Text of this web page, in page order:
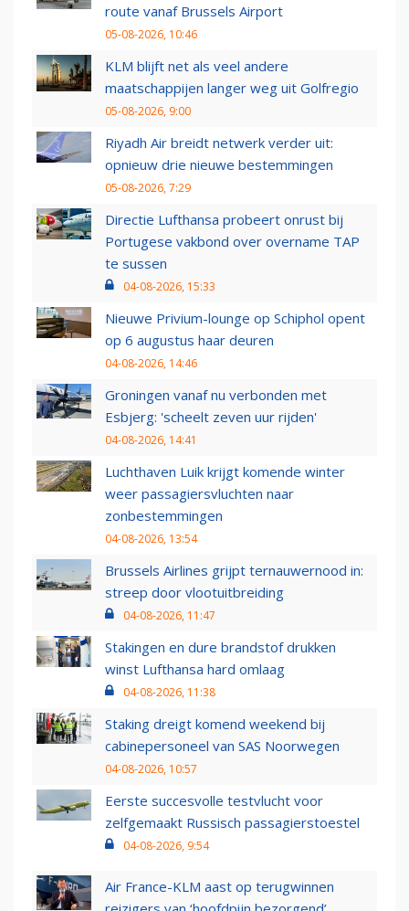
route vanaf Brussels Airport
05-08-2026, 10:46
KLM blijft net als veel andere
maatschappijen langer weg uit Golfregio
05-08-2026, 9:00
Riyadh Air breidt netwerk verder uit:
opnieuw drie nieuwe bestemmingen
05-08-2026, 7:29
Directie Lufthansa probeert onrust bij
Portugese vakbond over overname TAP
te sussen
04-08-2026, 15:33
Nieuwe Privium-lounge op Schiphol opent
op 6 augustus haar deuren
04-08-2026, 14:46
Groningen vanaf nu verbonden met
Esbjerg: 'scheelt zeven uur rijden'
04-08-2026, 14:41
Luchthaven Luik krijgt komende winter
weer passagiersvluchten naar
zonbestemmingen
04-08-2026, 13:54
Brussels Airlines grijpt ternauwernood in:
streep door vlootuitbreiding
04-08-2026, 11:47
Stakingen en dure brandstof drukken
winst Lufthansa hard omlaag
04-08-2026, 11:38
Staking dreigt komend weekend bij
cabinepersoneel van SAS Noorwegen
04-08-2026, 10:57
Eerste succesvolle testvlucht voor
zelfgemaakt Russisch passagierstoestel
04-08-2026, 9:54
Air France-KLM aast op terugwinnen